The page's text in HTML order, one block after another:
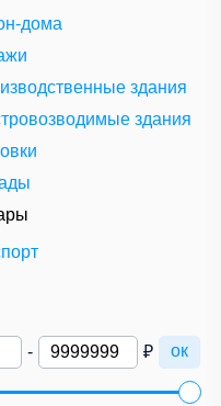
дома
здания
здания
- ₽ ок